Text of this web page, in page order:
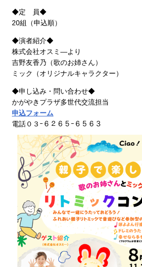
◆定 員◆
20組（申込順）
◆演者紹介◆
株式会社オスミ―より
吉野友香乃（歌のお姉さん）
ミック（オリジナルキャラクター）
◆申し込み・問い合わせ◆
かがやきプラザ多世代交流担当
申込フォーム
電話０３ｰ６２６５ｰ６５６３